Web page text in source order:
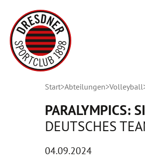
Start Abteilungen Volleyball
PARALYMPICS:
DEUTSCHES
04.09.2024